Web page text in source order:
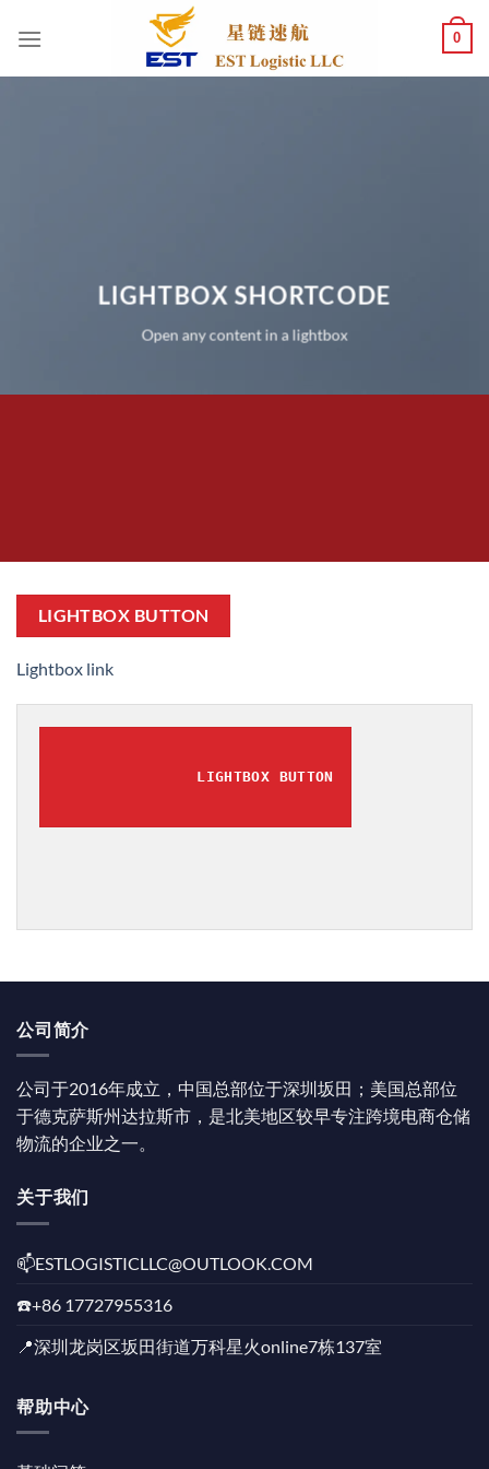
0
LIGHTBOX SHORTCODE
Open any content in a lightbox
LIGHTBOX BUTTON
Lightbox link
LIGHTBOX BUTTON
公司简介
公司于2016年成立，中国总部位于深圳坂田；美国总部位
于德克萨斯州达拉斯市，是北美地区较早专注跨境电商仓储
物流的企业之一。
关于我们
📫️ESTLOGISTICLLC@OUTLOOK.COM
☎️+86 17727955316
📍深圳龙岗区坂田街道万科星火online7栋137室
帮助中心